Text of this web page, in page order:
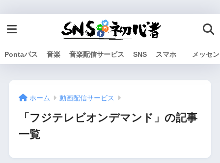
Pontaパス 音楽 音楽配信サービス SNS スマホ メッセ
ホーム 動画配信サービス
「フジテレビオンデマンド」の記事
一覧